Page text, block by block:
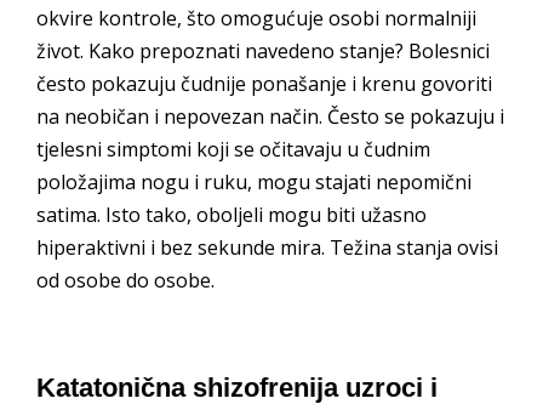
okvire kontrole, što omogućuje osobi normalniji
život. Kako prepoznati navedeno stanje? Bolesnici
često pokazuju čudnije ponašanje i krenu govoriti
na neobičan i nepovezan način. Često se pokazuju i
tjelesni simptomi koji se očitavaju u čudnim
položajima nogu i ruku, mogu stajati nepomični
satima. Isto tako, oboljeli mogu biti užasno
hiperaktivni i bez sekunde mira. Težina stanja ovisi
od osobe do osobe.
Katatonična shizofrenija uzroci i